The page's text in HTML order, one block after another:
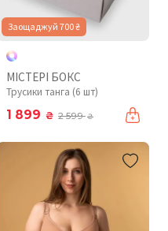
Заощаджуй 700 ₴
МІСТЕРІ БОКС
Трусики танга (6 шт)
1 899 ₴ 2 599₴